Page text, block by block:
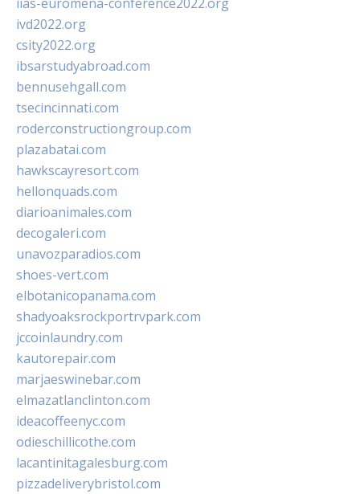
ivd2022.org
csity2022.org
ibsarstudyabroad.com
bennusehgall.com
tsecincinnati.com
roderconstructiongroup.com
plazabatai.com
hawkscayresort.com
hellonquads.com
diarioanimales.com
decogaleri.com
unavozparadios.com
shoes-vert.com
elbotanicopanama.com
shadyoaksrockportrvpark.com
jccoinlaundry.com
kautorepair.com
marjaeswinebar.com
elmazatlanclinton.com
ideacoffeenyc.com
odieschillicothe.com
lacantinitagalesburg.com
pizzadeliverybristol.com